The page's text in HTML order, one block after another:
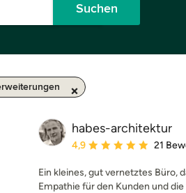
Suchen
habes-architektur
Durchschnittliche
4,9 21
Ein kleines, gut vernetztes Büro,
Empathie für den Kunden und